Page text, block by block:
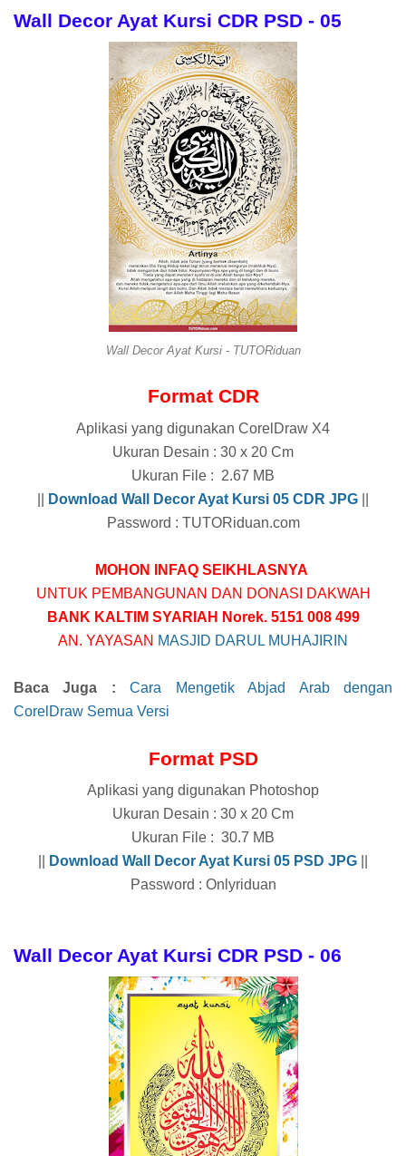
Wall Decor Ayat Kursi CDR PSD - 05
Wall Decor Ayat Kursi - TUTORiduan
Format CDR
Aplikasi yang digunakan CorelDraw X4
Ukuran Desain : 30 x 20 Cm
Ukuran File : 2.67 MB
Download Wall Decor Ayat Kursi 05 CDR JPG
Password : TUTORiduan.com
MOHON INFAQ SEIKHLASNYA
UNTUK PEMBANGUNAN DAN DONASI DAKWAH
BANK KALTIM SYARIAH Norek. 5151 008 499
AN. YAYASAN MASJID DARUL MUHAJIRIN
Baca Juga :
Cara Mengetik Abjad Arab dengan
CorelDraw Semua Versi
Format PSD
Aplikasi yang digunakan Photoshop
Ukuran Desain : 30 x 20 Cm
Ukuran File : 30.7 MB
Download Wall Decor Ayat Kursi 05 PSD JPG
Password : Onlyriduan
Wall Decor Ayat Kursi CDR PSD - 06